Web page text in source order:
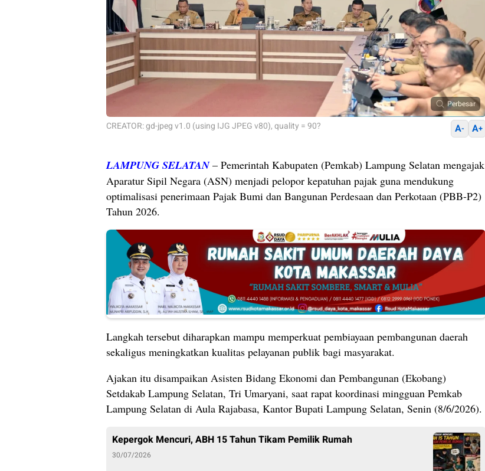
Perbesar
CREATOR: gd-jpeg v1.0 (using IJG JPEG v80), quality = 90? A- A+
LAMPUNG SELATAN– Pemerintah Kabupaten (Pemkab) Lampung Selatan mengajak
Aparatur Sipil Negara (ASN) menjadi pelopor kepatuhan pajak guna mendukung
optimalisasi penerimaan Pajak Bumi dan Bangunan Perdesaan dan Perkotaan (PBB-P2)
Tahun 2026.
Langkah tersebut diharapkan mampu memperkuat pembiayaan pembangunan daerah
sekaligus meningkatkan kualitas pelayanan publik bagi masyarakat.
Ajakan itu disampaikan Asisten Bidang Ekonomi dan Pembangunan (Ekobang)
Setdakab Lampung Selatan, Tri Umaryani, saat rapat koordinasi mingguan Pemkab
Lampung Selatan di Aula Rajabasa, Kantor Bupati Lampung Selatan, Senin (8/6/2026).
Kepergok Mencuri, ABH 15 Tahun Tikam Pemilik Rumah
30/07/2026